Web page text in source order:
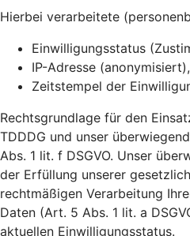
Hierbei verarbeitete
Einwilligungsstatus
IP-Adresse (anonymisiert),
Zeitstempel der
Rechtsgrundlage für den
TDDDG und unser
Abs. 1 lit. f DSGVO. Unser
der Erfüllung unserer
rechtmäßigen Verarbeitung
Daten (Art. 5 Abs. 1 lit. a
aktuellen Einwilligungsstatus.